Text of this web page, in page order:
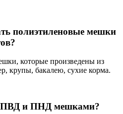
полиэтиленовые мешки
которые произведены из
крупы, бакалею, сухие корма.
ПВД и ПНД мешками?